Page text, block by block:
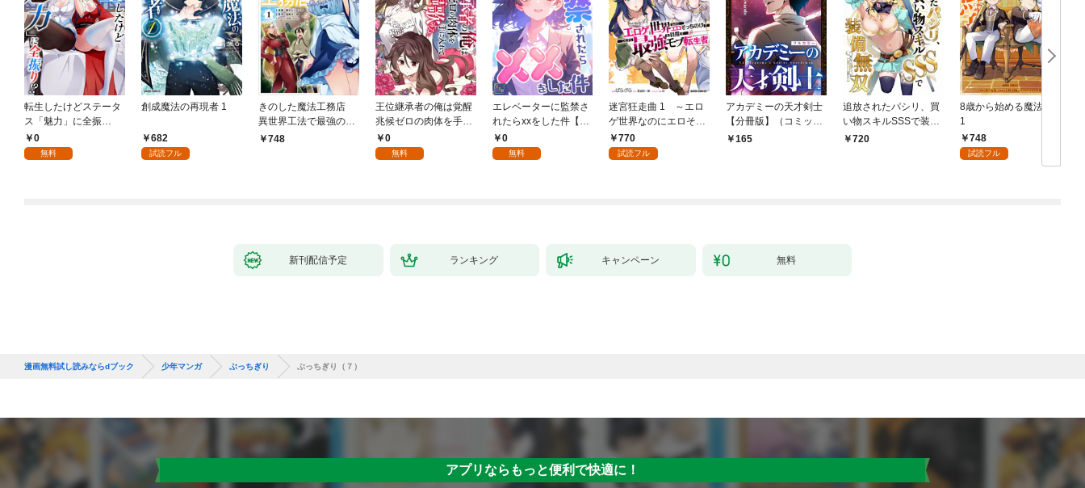
転生したけどステータ
ス「魅力」に全振
り！？(1)
0
無料
創成魔法の再現者 1
682
試読フル
きのした魔法工務店
異世界工法で最強の家
づくりを（コミック）
748
王位継承者の俺は覚醒
兆候ゼロの肉体を手に
入れて自由を謳歌す
る。1
0
無料
エレベーターに監禁さ
れたらxxをした件【全
年齢版】(1)
0
無料
迷宮狂走曲 1 ～エロ
ゲ世界なのにエロそっ
ちのけでひたすら最強
を目指すモブ転生者～
770
試読フル
アカデミーの天才剣士
【分冊版】（コミッ
ク） １話【フルカラ
165
追放されたパシリ、買
い物スキルSSSで装備
無双 ～買ったモノを
720
8歳から始める魔法学
1
748
試読フル
新刊配信予定 ランキング キャンペーン 無料
漫画無料試し読みならdブック 少年マンガ ぶっちぎり ぶっちぎり（７）
アプリならもっと便利で快適に！